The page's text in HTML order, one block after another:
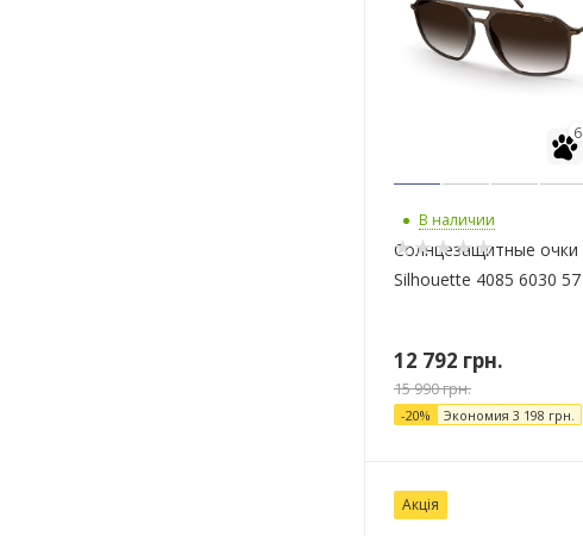
6
В наличии
Солнцезащитные очки
Silhouette 4085 6030 57
12 792 грн.
15 990грн.
-20% Экономия 3 198 грн.
Акція